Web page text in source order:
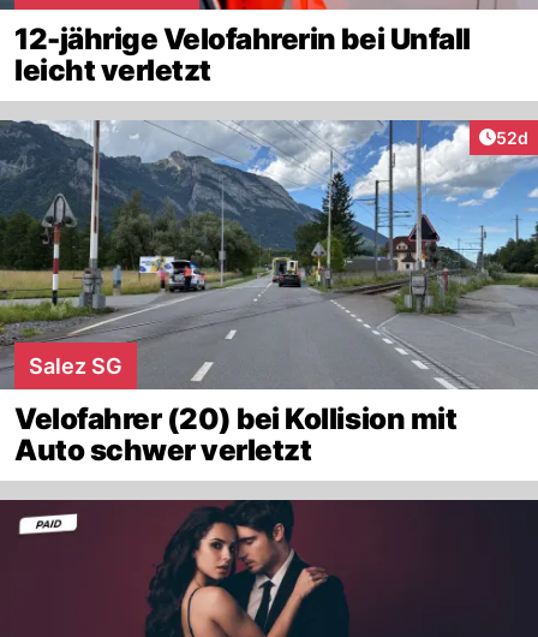
12-jährige Velofahrerin bei Unfall
leicht verletzt
52d
Salez SG
Velofahrer (20) bei Kollision mit
Auto schwer verletzt